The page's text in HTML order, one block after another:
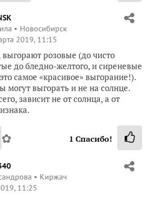
Новосибирск
2019, 11:15
розовые (до чисто
до бледно-желтого, и сиреневые
самое «красивое» выгорание!).
могут выгорать и не на солнце.
зависит не от солнца, а от
✿ 1 Спасибо!
Киржач
11:25